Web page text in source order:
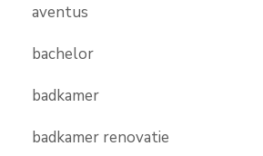
aventus
bachelor
badkamer
badkamer renovatie